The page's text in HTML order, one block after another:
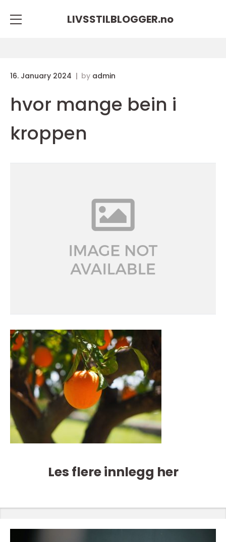
LIVSSTILBLOGGER.no
16. January 2024 by admin
hvor mange bein i
kroppen
Les flere innlegg her